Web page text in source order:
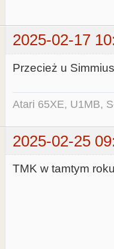
2025-02-17
Przecież u
Atari 65XE, U1MB,
2025-02-25
TMK w tamtym